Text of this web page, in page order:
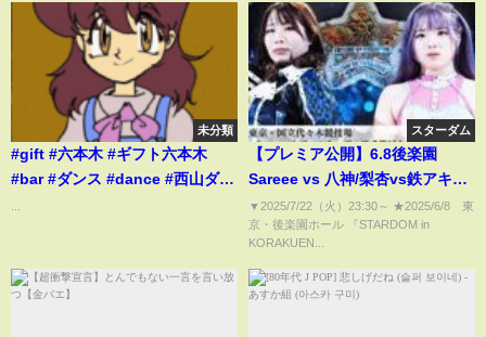
未分類
#gift #六本木 #ギフト六本木
#bar #ダンス #dance #西山ダデ
スターダム
【プレミア公開】6.8後楽園
Sareee vs 八神/梨杏vs鉄アキ
ラ/6.21代々木 フューチャー戦/壮
麗亜美復帰戦 『We are
#290【STARDOM】
▼2025/7/22（火）23:30​​​​​​​​​​～ ★2025/6/8 東
京・後楽園ホール 『STARDOM in
KORAKUEN...